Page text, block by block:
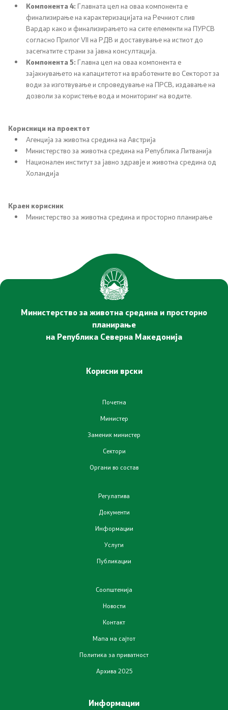
Проекти
Услуги
EXIM
ИСКЗ
Вода
Бучава
Природа
Компонента 4: Главната цел на оваа компонента е
финализирање на карактеризацијата на Речниот слив
Вардар како и финализирањето на сите елементи на ПУРСВ
согласно Прилог VII на РДВ и доставување на истиот до
засегнатите страни за јавна консултација.
Компонента 5: Главна цел на оваа компонента е
зајакнувањето на капацитетот на вработените во Секторот за
води за изготвување и спроведување на ПРСВ, издавање на
дозволи за користење вода и мониторинг на водите.
Корисници на проектот
Агенција за животна средина на Австрија
Министерство за животна средина на Република Литванија
Национален институт за јавно здравје и животна средина од
Холандија
Краен корисник
Министерство за животна средина и просторно планирање
Министерство за животна средина и просторно
планирање
на Република Северна Македонија
Корисни врски
Почетна
Министер
Заменик министер
Сектори
Органи во состав
Регулатива
Документи
Информации
Услуги
Публикации
Соопштенија
Новости
Контакт
Мапа на сајтот
Политика за приватност
Архива 2025
Информации